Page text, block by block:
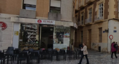
Previous